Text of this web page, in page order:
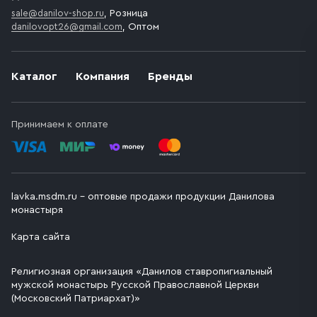
Каталог Компания Бренды
Принимаем к оплате
sale@danilov-shop.ru, Розница
danilovopt26@gmail.com, Оптом
lavka.msdm.ru – оптовые продажи продукции Данилова
монастыря
Карта сайта
Религиозная организация «Данилов ставропигиальный
мужской монастырь Русской Православной Церкви
(Московский Патриархат)»